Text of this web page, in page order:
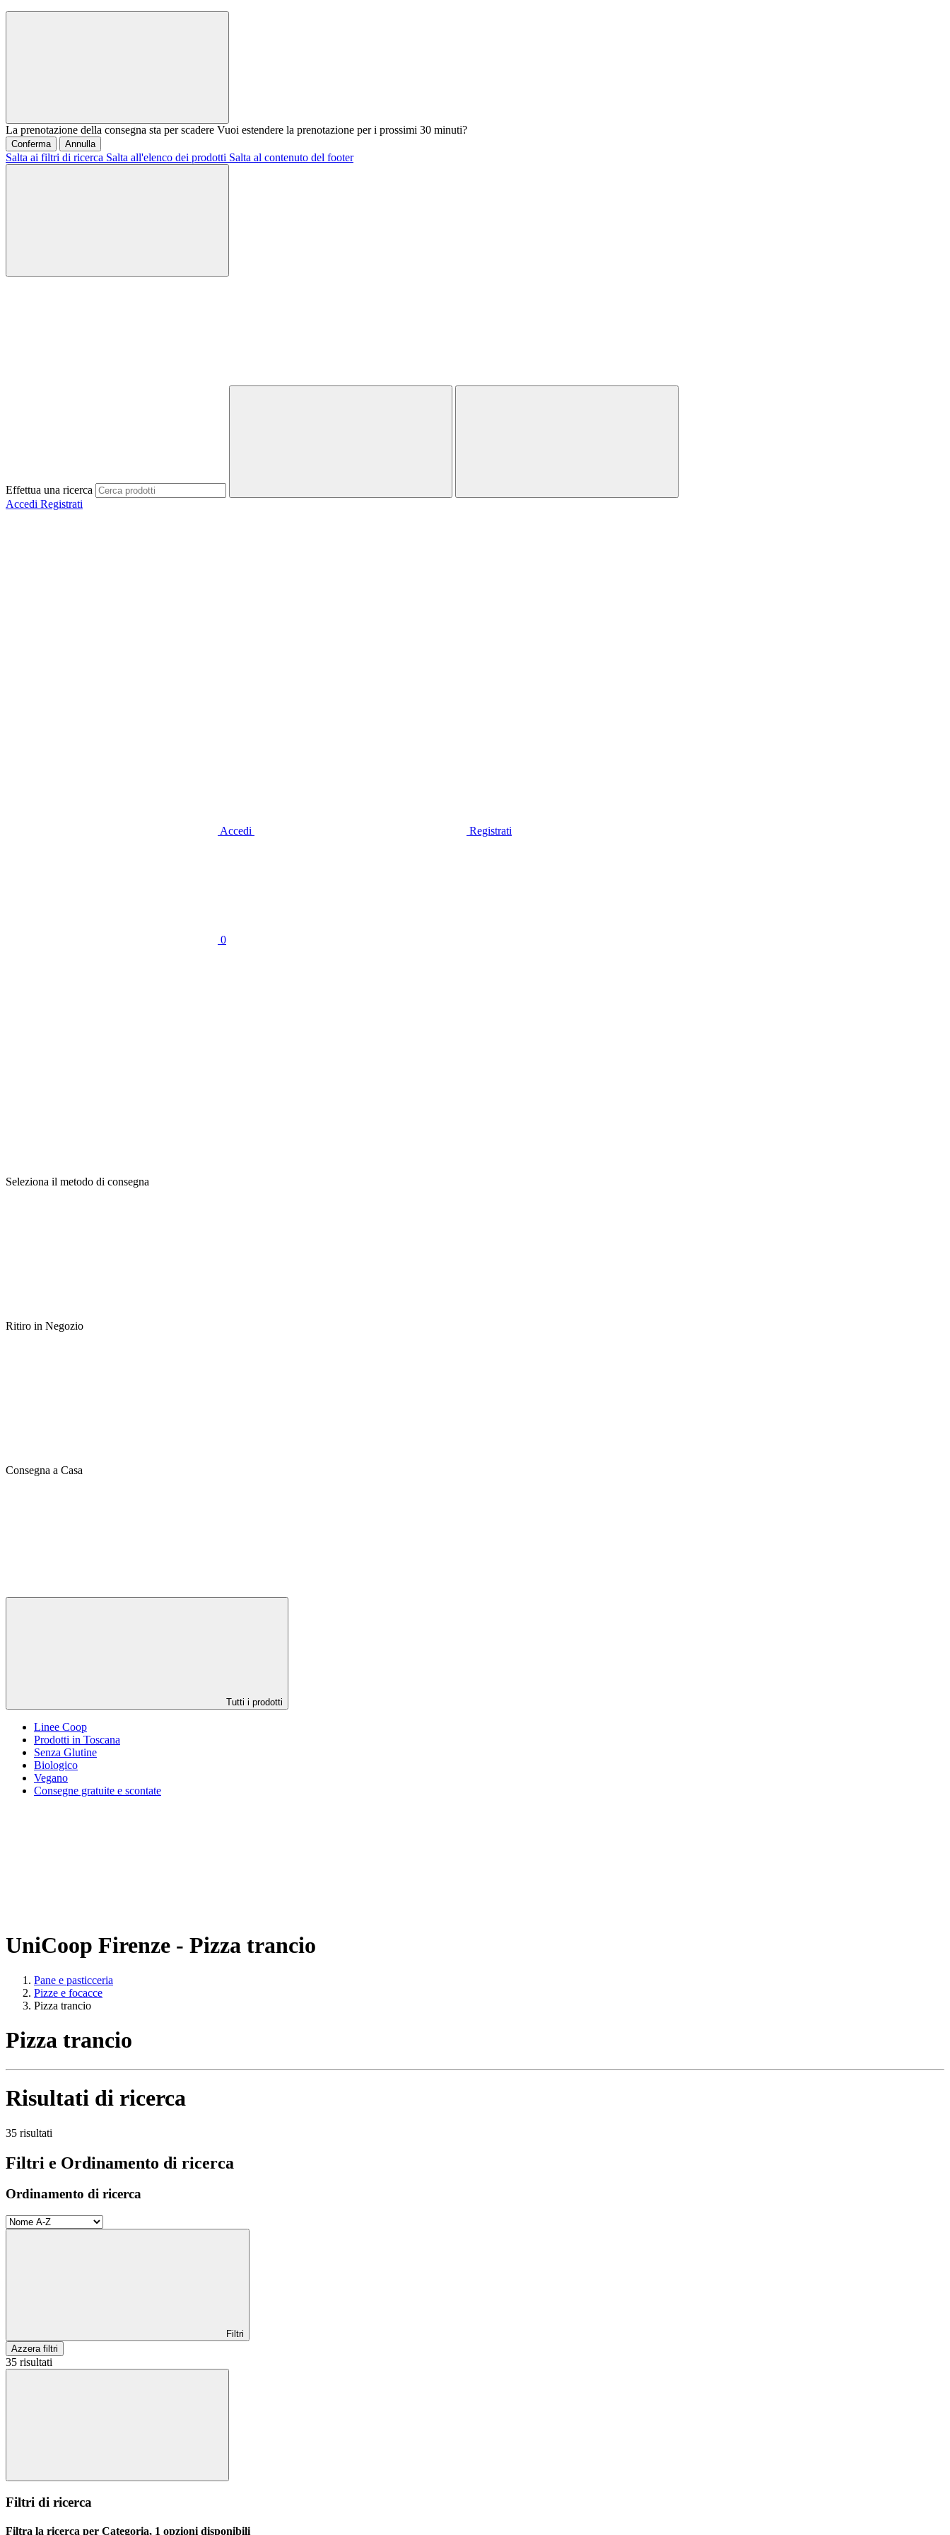
La prenotazione della consegna sta per scadere Vuoi estendere la prenotazione per i prossimi 30 minuti?
Conferma Annulla
Salta ai filtri di ricerca Salta all'elenco dei prodotti Salta al contenuto del footer
Effettua una ricerca
Accedi Registrati
Accedi Registrati
0
Seleziona il metodo di consegna
Ritiro in Negozio
Consegna a Casa
Tutti i prodotti
Linee Coop
Prodotti in Toscana
Senza Glutine
Biologico
Vegano
Consegne gratuite e scontate
UniCoop Firenze - Pizza trancio
Pane e pasticceria
Pizze e focacce
Pizza trancio
Pizza trancio
Risultati di ricerca
35 risultati
Filtri e Ordinamento di ricerca
Ordinamento di ricerca
Filtri
Azzera filtri
35 risultati
Filtri di ricerca
Filtra la ricerca per Categoria, 1 opzioni disponibili